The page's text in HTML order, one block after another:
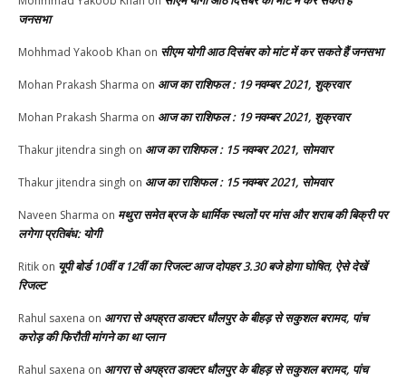
जनसभा
Mohhmad Yakoob Khan on सीएम योगी आठ दिसंबर को मांट में कर सकते हैं जनसभा
Mohan Prakash Sharma on आज का राशिफल : 19 नवम्बर 2021, शुक्रवार
Mohan Prakash Sharma on आज का राशिफल : 19 नवम्बर 2021, शुक्रवार
Thakur jitendra singh on आज का राशिफल : 15 नवम्बर 2021, सोमवार
Thakur jitendra singh on आज का राशिफल : 15 नवम्बर 2021, सोमवार
Naveen Sharma on मथुरा समेत ब्रज के धार्मिक स्थलों पर मांस और शराब की बिक्री पर
लगेगा प्रतिबंध: योगी
Ritik on यूपी बोर्ड 10वीं व 12वीं का रिजल्ट आज दोपहर 3.30 बजे होगा घोषित, ऐसे देखें
रिजल्ट
Rahul saxena on आगरा से अपह्रत डाक्टर धौलपुर के बीहड़ से सकुशल बरामद, पांच
करोड़ की फिरौती मांगने का था प्लान
Rahul saxena on आगरा से अपह्रत डाक्टर धौलपुर के बीहड़ से सकुशल बरामद, पांच